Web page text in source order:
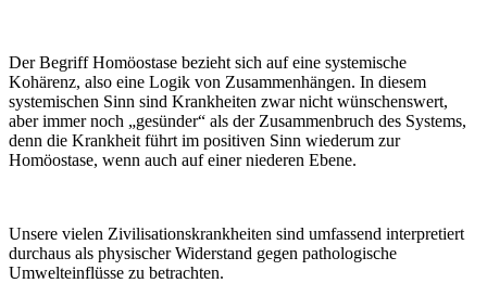
Der Begriff Homöostase bezieht sich auf eine systemische
Kohärenz, also eine Logik von Zusammenhängen. In diesem
systemischen Sinn sind Krankheiten zwar nicht wünschenswert,
aber immer noch „gesünder“ als der Zusammenbruch des Systems,
denn die Krankheit führt im positiven Sinn wiederum zur
Homöostase, wenn auch auf einer niederen Ebene.
Unsere vielen Zivilisationskrankheiten sind umfassend interpretiert
durchaus als physischer Widerstand gegen pathologische
Umwelteinflüsse zu betrachten.